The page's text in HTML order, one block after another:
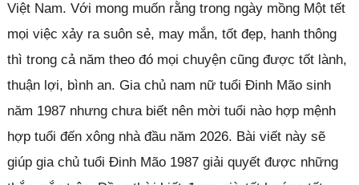
Việt Nam. Với mong muốn rằng trong ngày mồng Một tết
mọi việc xảy ra suôn sẻ, may mắn, tốt đẹp, hanh thông
thì trong cả năm theo đó mọi chuyện cũng được tốt lành,
thuận lợi, bình an. Gia chủ nam nữ tuổi Đinh Mão sinh
năm 1987 nhưng chưa biết nên mời tuổi nào hợp mệnh
hợp tuổi đến xông nhà đầu năm 2026. Bài viết này sẽ
giúp gia chủ tuổi Đinh Mão 1987 giải quyết được những